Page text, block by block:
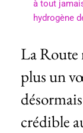
à tout
hydrogène
La Route
plus un
crédible